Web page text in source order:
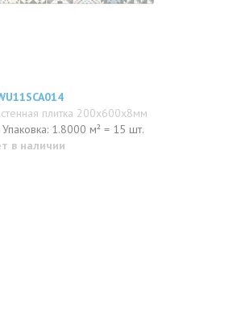
плитка 200x600x8мм
Упаковка: 1.8000 м² = 15 шт.
в наличии